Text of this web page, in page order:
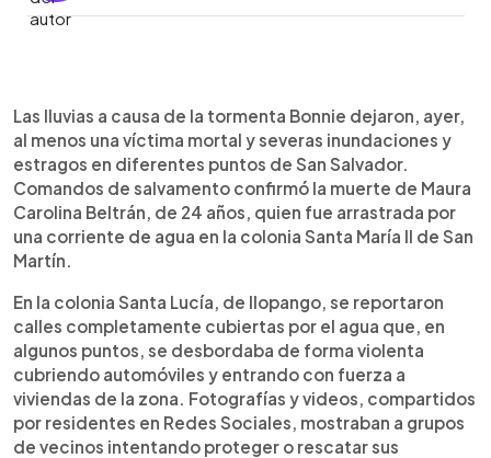
► Escuchar artículo
Las lluvias a causa de la tormenta Bonnie dejaron, ayer,
al menos una víctima mortal y severas inundaciones y
estragos en diferentes puntos de San Salvador.
Comandos de salvamento confirmó la muerte de Maura
Carolina Beltrán, de 24 años, quien fue arrastrada por
una corriente de agua en la colonia Santa María II de San
Martín.
En la colonia Santa Lucía, de Ilopango, se reportaron
calles completamente cubiertas por el agua que, en
algunos puntos, se desbordaba de forma violenta
cubriendo automóviles y entrando con fuerza a
viviendas de la zona. Fotografías y videos, compartidos
por residentes en Redes Sociales, mostraban a grupos
de vecinos intentando proteger o rescatar sus